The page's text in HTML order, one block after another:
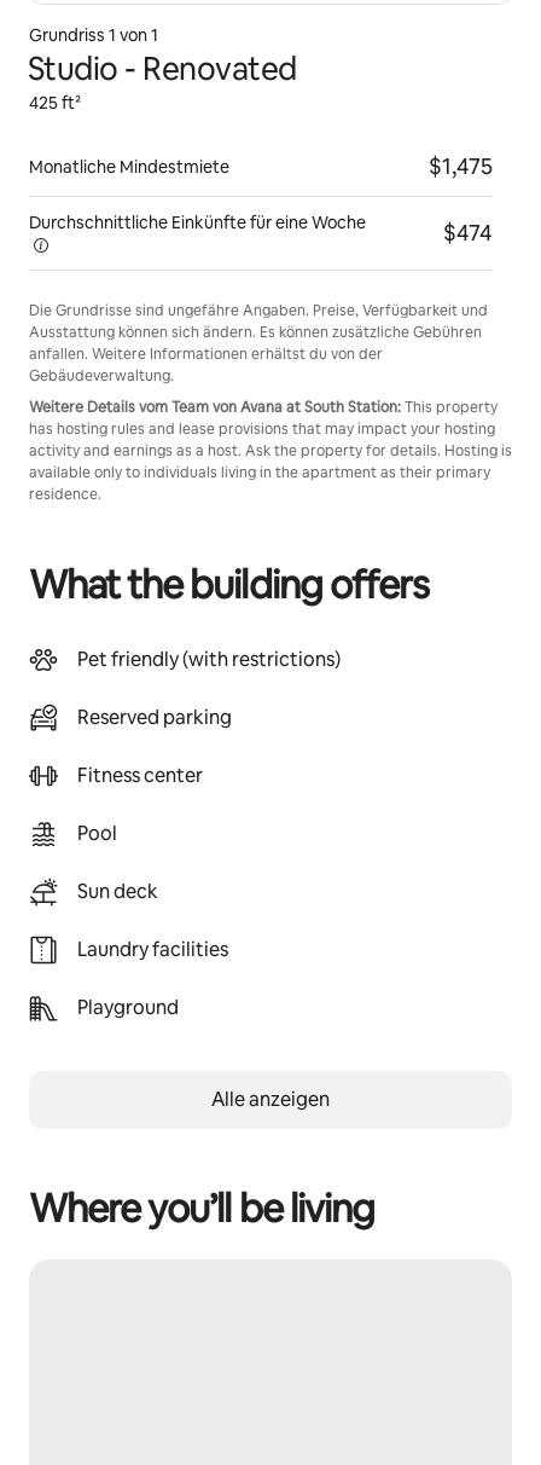
Grundriss 1 von 1
Studio - Renovated
425 ft²
Monatliche Mindestmiete $1,475
Durchschnittliche Einkünfte für eineWoche $474
Die Grundrisse sind ungefähre Angaben. Preise, Verfügbarkeit und
Ausstattung können sich ändern. Es können zusätzliche Gebühren
anfallen. Weitere Informationen erhältst du von der
Gebäudeverwaltung.
Weitere Details vom Team von Avana at South Station:This property
has hosting rules and lease provisions that may impact your hosting
activity and earnings as a host. Ask the property for details. Hosting is
available only to individuals living in the apartment as their primary
residence.
What the building offers
Pet friendly (with restrictions)
Reserved parking
Fitness center
Pool
Sun deck
Laundry facilities
Playground
Alle anzeigen
Where you’ll be living